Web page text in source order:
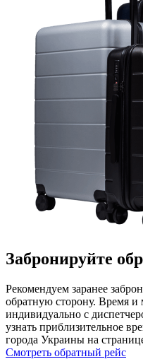
Забронируйте
Рекомендуем заранее
обратную сторону. Время и
индивидуально с
узнать приблизительное
города Украины на
Смотреть обратный рейс